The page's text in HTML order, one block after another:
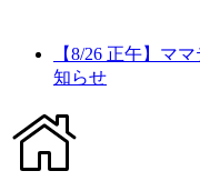
【8/26 正午】マ
知らせ